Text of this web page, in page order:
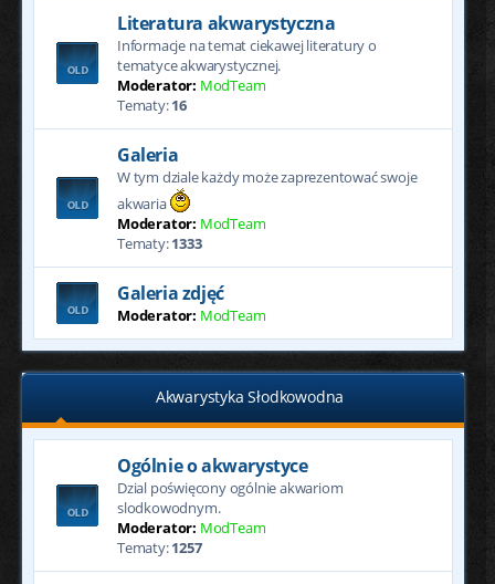
Literatura akwarystyczna
Informacje na temat ciekawej literatury o
tematyce akwarystycznej.
Moderator: ModTeam
Tematy:16
Galeria
W tym dziale każdy może zaprezentować swoje
akwaria
Moderator: ModTeam
Tematy:1333
Galeria zdjęć
Moderator: ModTeam
Akwarystyka Słodkowodna
Ogólnie o akwarystyce
Dzial poświęcony ogólnie akwariom
slodkowodnym.
Moderator: ModTeam
Tematy:1257